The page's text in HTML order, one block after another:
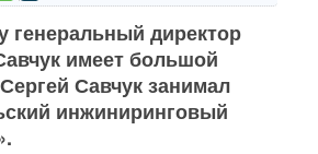
генеральный директор
имеет большой
Савчук занимал
инжиниринговый